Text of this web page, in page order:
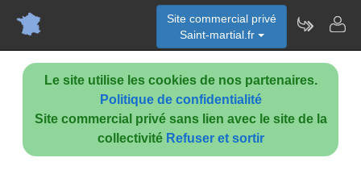
Le site utilise les cookies de nos partenaires.
Politique de confidentialité
Site commercial privé sans lien avec le site de la
collectivité Refuser et sortir
Site commercial privé
Saint-martial.fr